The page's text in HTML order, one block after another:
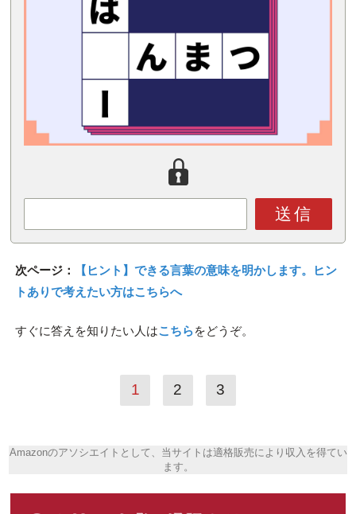
送信
次ページ：
【ヒント】できる言葉の意味を明かします。ヒン
トありで考えたい方はこちらへ
すぐに答えを知りたい人はこちらをどうぞ。
1 2 3
Amazonのアソシエイトとして、当サイトは適格販売により収入を得てい
ます。